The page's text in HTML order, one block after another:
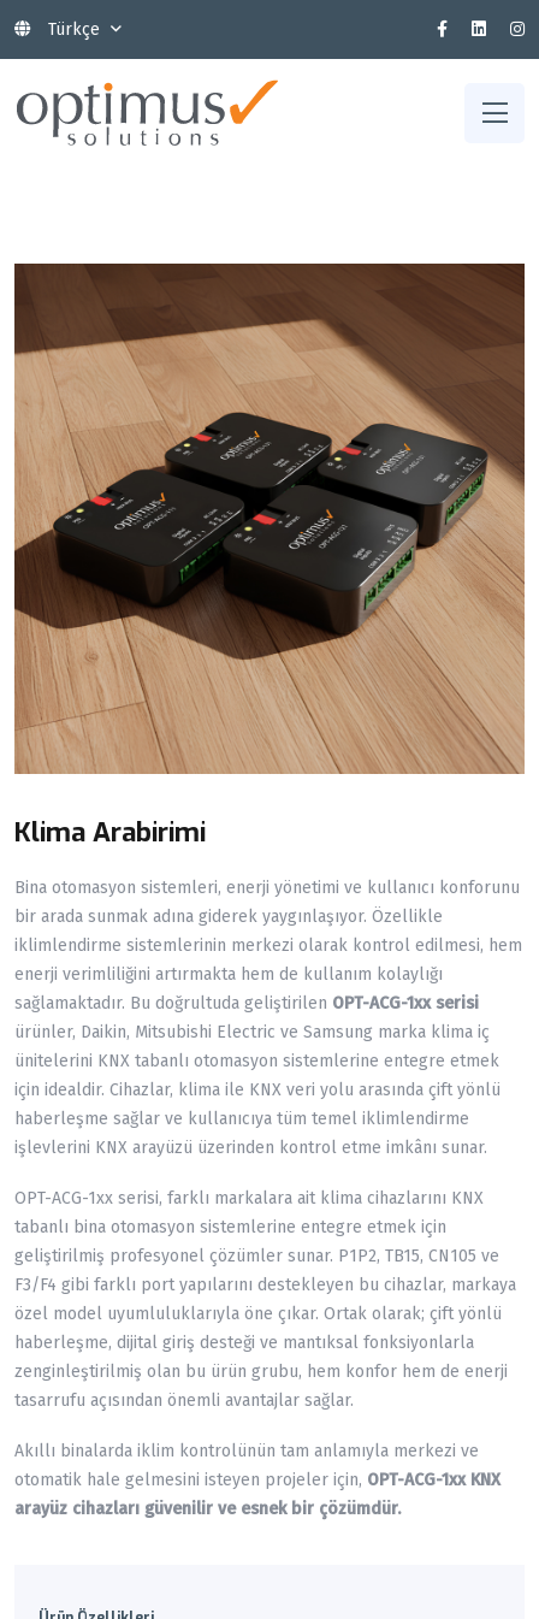
Türkçe
Klima Arabirimi
Bina otomasyon sistemleri, enerji yönetimi ve kullanıcı konforunu
bir arada sunmak adına giderek yaygınlaşıyor. Özellikle
iklimlendirme sistemlerinin merkezi olarak kontrol edilmesi, hem
enerji verimliliğini artırmakta hem de kullanım kolaylığı
sağlamaktadır. Bu doğrultuda geliştirilen OPT-ACG-1xx serisi
ürünler, Daikin, Mitsubishi Electric ve Samsung marka klima iç
ünitelerini KNX tabanlı otomasyon sistemlerine entegre etmek
için idealdir. Cihazlar, klima ile KNX veri yolu arasında çift yönlü
haberleşme sağlar ve kullanıcıya tüm temel iklimlendirme
işlevlerini KNX arayüzü üzerinden kontrol etme imkânı sunar.
OPT-ACG-1xx serisi, farklı markalara ait klima cihazlarını KNX
tabanlı bina otomasyon sistemlerine entegre etmek için
geliştirilmiş profesyonel çözümler sunar. P1P2, TB15, CN105 ve
F3/F4 gibi farklı port yapılarını destekleyen bu cihazlar, markaya
özel model uyumluluklarıyla öne çıkar. Ortak olarak; çift yönlü
haberleşme, dijital giriş desteği ve mantıksal fonksiyonlarla
zenginleştirilmiş olan bu ürün grubu, hem konfor hem de enerji
tasarrufu açısından önemli avantajlar sağlar.
Akıllı binalarda iklim kontrolünün tam anlamıyla merkezi ve
otomatik hale gelmesini isteyen projeler için, OPT-ACG-1xx KNX
arayüz cihazları güvenilir ve esnek bir çözümdür.